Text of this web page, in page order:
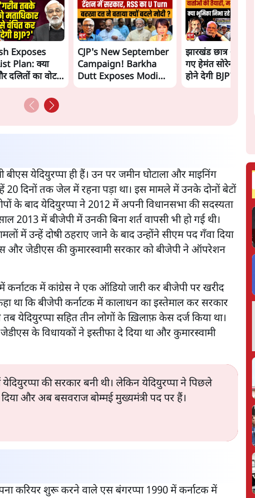
Exposes
Plan: क्या
दलितों का वोट
CJP's New September
Campaign! Barkha
Dutt Exposes Modi
झारखंड छात्र
गए हेमंत सोरेन,
होने देगी BJP?
बीएस येदियुरप्पा ही हैं। उन पर जमीन घोटाला और माइनिंग
20 दिनों तक जेल में रहना पड़ा था। इस मामले में उनके दोनों बेटों
के बाद येदियुरप्पा ने 2012 में अपनी विधानसभा की सदस्यता
2013 में बीजेपी में उनकी बिना शर्त वापसी भी हो गई थी।
में उन्हें दोषी ठहराए जाने के बाद उन्होंने सीएम पद गँवा दिया
और जेडीएस की कुमारस्वामी सरकार को बीजेपी ने ऑपरेशन
में कांग्रेस ने एक ऑडियो जारी कर बीजेपी पर खरीद
था कि बीजेपी कर्नाटक में कालाधन का इस्तेमाल कर सरकार
येदियुरप्पा सहित तीन लोगों के ख़िलाफ़ केस दर्ज किया था।
के विधायकों ने इस्तीफा दे दिया था और कुमारस्वामी
की सरकार बनी थी। लेकिन येदियुरप्पा ने पिछले
और अब बसवराज बोम्मई मुख्यमंत्री पद पर हैं।
करियर शुरू करने वाले एस बंगरप्पा 1990 में कर्नाटक में